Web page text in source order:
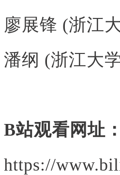
廖展锋 (浙江
潘纲 (浙江大
B站观看网址：
https://